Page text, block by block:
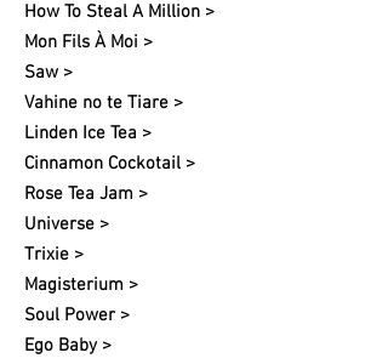
How To Steal A Million >
Mon Fils À Moi >
Saw >
Vahine no te Tiare >
Linden Ice Tea >
Cinnamon Cockotail >
Rose Tea Jam >
Universe >
Trixie >
Magisterium >
Soul Power >
Ego Baby >